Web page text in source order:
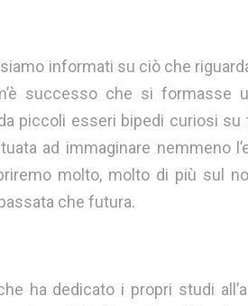
informati su ciò che
successo che si formasse
piccoli esseri bipedi curiosi
ad immaginare nemmeno
molto, molto di più sul
che futura.
ha dedicato i propri studi